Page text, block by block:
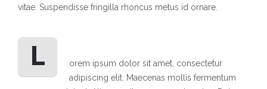
vitae. Suspendisse fringilla rhoncus metus id ornare.
L
orem ipsum dolor sit amet, consectetur
adipiscing elit. Maecenas mollis fermentum